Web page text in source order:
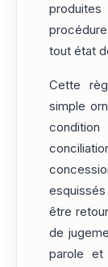
tout état
Cette
simple
être
de
parole et